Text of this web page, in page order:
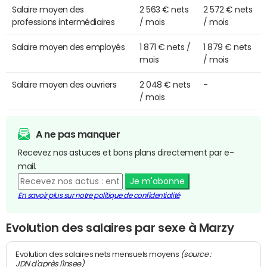
Salaire moyen des
professions intermédiaires
2 563 € nets
/ mois
2 572 € nets
/ mois
Salaire moyen des employés
1 871 € nets /
mois
1 879 € nets
/ mois
Salaire moyen des ouvriers
2 048 € nets
/ mois
-
A ne pas manquer
Recevez nos astuces et bons plans directement par e-
mail.
Je m'abonne
En savoir plus sur notre politique de confidentialité
Evolution des salaires par sexe à Marzy
Evolution des salaires nets mensuels moyens (source :
JDN d'après l'Insee)